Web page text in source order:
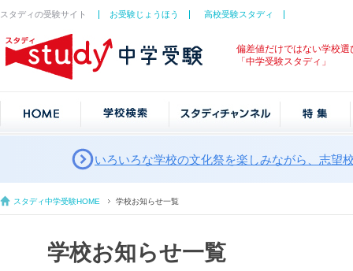
スタディの受験サイト お受験じょうほう 高校受験スタディ
偏差値だけではない学校選
「中学受験スタディ」
いろいろな学校の文化祭を楽しみながら、志望
スタディ中学受験HOME 学校お知らせ一覧
学校お知らせ一覧